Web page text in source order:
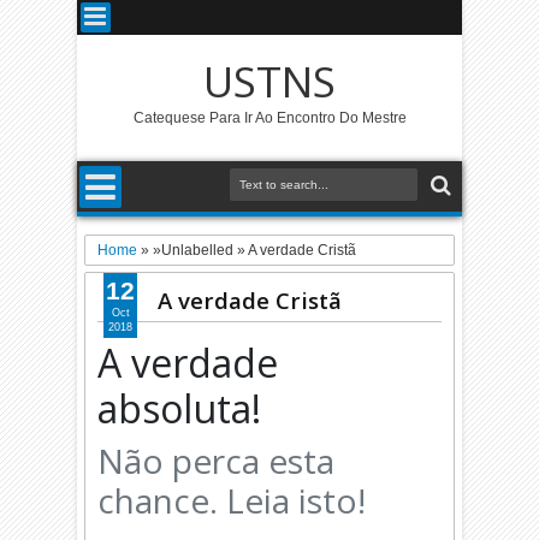
USTNS
Catequese Para Ir Ao Encontro Do Mestre
Home » »Unlabelled »A verdade Cristã
A verdade Cristã
A verdade
absoluta!
Não perca esta
chance. Leia isto!
12
Oct
2018